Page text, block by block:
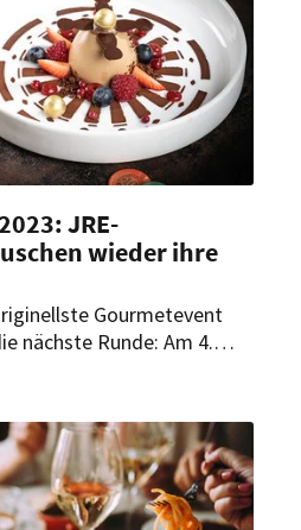
JRE-
wieder ihre
Gourmetevent
nächste Runde: Am 4.
Deutschland und
Wer wo kocht, bleibt bis